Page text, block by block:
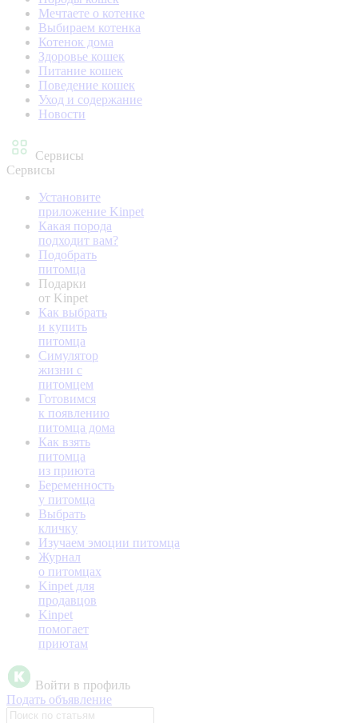
Мечтаете о котенке
Выбираем котенка
Котенок дома
Здоровье кошек
Питание кошек
Поведение кошек
Уход и содержание
Новости
Сервисы
Сервисы
Установите
приложение Kinpet
Какая порода
подходит вам?
Подобрать
питомца
Подарки
от Kinpet
Как выбрать
и купить
питомца
Симулятор
жизни с
питомцем
Готовимся
к появлению
питомца дома
Как взять
питомца
из приюта
Беременность
у питомца
Выбрать
кличку
Изучаем эмоции питомца
Журнал
о питомцах
Kinpet для
продавцов
Kinpet
помогает
приютам
Войти в профиль
Подать объявление